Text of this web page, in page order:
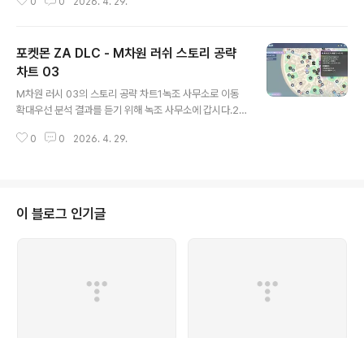
의 작품을 감상하세요.3카페 솔레이유로 향한다확대미술
생하여 미션 클리어가 됩니다.
포켓몬 ZA DLC - M차원 러쉬 스토리 공략
차트 03
M차원 러시 03의 스토리 공략 차트1녹조 사무소로 이동
확대우선 분석 결과를 듣기 위해 녹조 사무소에 갑시다.2
에서 분석 결과를 들으면, 다시 이차원 미아레의 조사 포인
확대와일드존 4사이드 미션 140주문으로 1000pt확대와
일드존 5메가스코비란 Lv120승리로 1200pt+메가스톤
쓰러뜨리거나, 사이드 미션을 받는 것..
0 0 2026. 4. 29.
이 블로그 인기글